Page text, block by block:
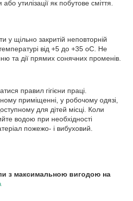
утилізації як побутове сміття.
у щільно закритій неповторній
від +5 до +35 oC. Не
та дії прямих сонячних променів.
правил гігієни праці.
приміщенні, у робочому одязі,
для дітей місці. Коли
водою при необхідності
пожежо- і вибуховий.
з максимальною вигодою на